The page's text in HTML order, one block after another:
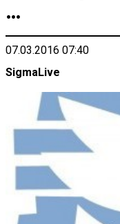
…
07.03.2016 07:40
SigmaLive